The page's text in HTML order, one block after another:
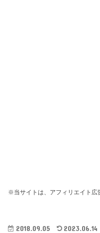
※当サイトは、アフィリエイト広
2018.09.05 2023.06.14